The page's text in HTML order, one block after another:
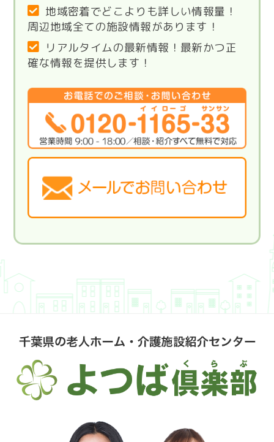
地域密着でどこよりも詳しい情報量！
周辺地域全ての施設情報があります！
リアルタイムの最新情報！最新かつ正
確な情報を提供します！